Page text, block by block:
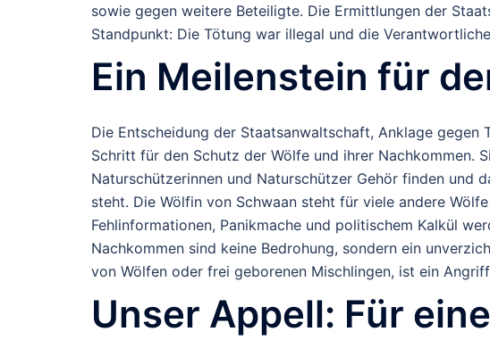
sowie gegen weitere Beteiligte. Die Ermittlungen der
Standpunkt: Die Tötung war illegal und die
Ein Meilenstein für
Die Entscheidung der Staatsanwaltschaft, Anklage gegen
Schritt für den Schutz der Wölfe und ihrer Nachkommen.
Naturschützerinnen und Naturschützer Gehör finden und
steht. Die Wölfin von Schwaan steht für viele andere
Fehlinformationen, Panikmache und politischem Kalkül
Nachkommen sind keine Bedrohung, sondern ein
von Wölfen oder frei geborenen Mischlingen, ist ein
Unser Appell: Für